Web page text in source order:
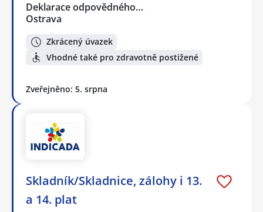
Deklarace odpovědného…
Ostrava
Zkrácený úvazek
Vhodné také pro zdravotně postižené
Zveřejněno: 5. srpna
Skladník/Skladnice, zálohy i 13.
a 14. plat